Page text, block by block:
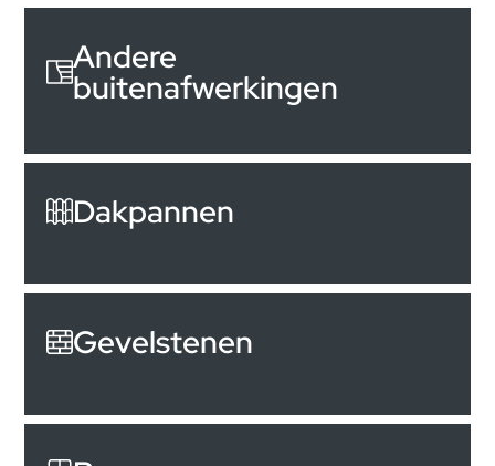
Andere
buitenafwerkingen
Dakpannen
Gevelstenen